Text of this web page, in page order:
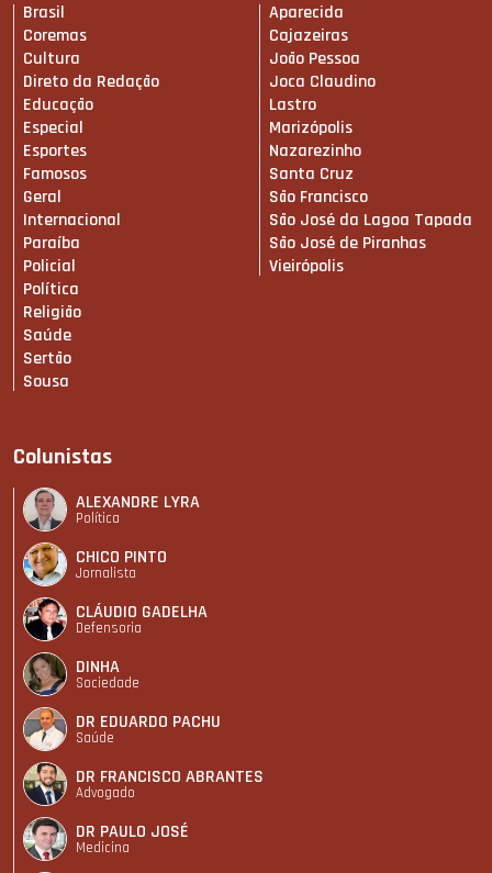
Brasil
Coremas
Cultura
Direto da Redação
Educação
Especial
Esportes
Famosos
Geral
Internacional
Paraíba
Policial
Política
Religião
Saúde
Sertão
Sousa
Aparecida
Cajazeiras
João Pessoa
Joca Claudino
Lastro
Marizópolis
Nazarezinho
Santa Cruz
São Francisco
São José da Lagoa Tapada
São José de Piranhas
Vieirópolis
Colunistas
ALEXANDRE LYRA
Política
CHICO PINTO
Jornalista
CLÁUDIO GADELHA
Defensoria
DINHA
Sociedade
DR EDUARDO PACHU
Saúde
DR FRANCISCO ABRANTES
Advogado
DR PAULO JOSÉ
Medicina